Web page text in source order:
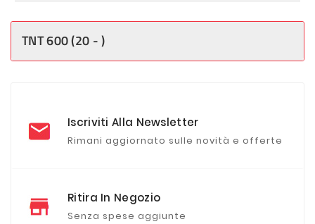
TNT 600 (20 - )
Iscriviti Alla Newsletter
Rimani aggiornato sulle novità e offerte
Ritira In Negozio
Senza spese aggiunte